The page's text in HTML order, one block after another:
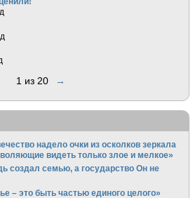
1 из 20 →
надело очки из осколков зеркала
видеть только злое и мелкое»
создал семью, а государство Он не
– это быть частью единого целого»